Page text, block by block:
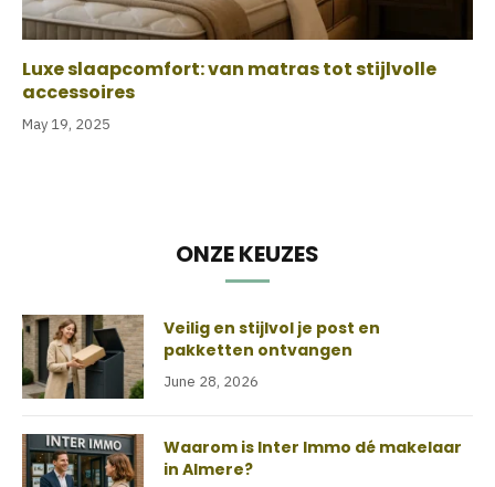
Luxe slaapcomfort: van matras tot stijlvolle
accessoires
May 19, 2025
ONZE KEUZES
Veilig en stijlvol je post en
pakketten ontvangen
June 28, 2026
Waarom is Inter Immo dé makelaar
in Almere?